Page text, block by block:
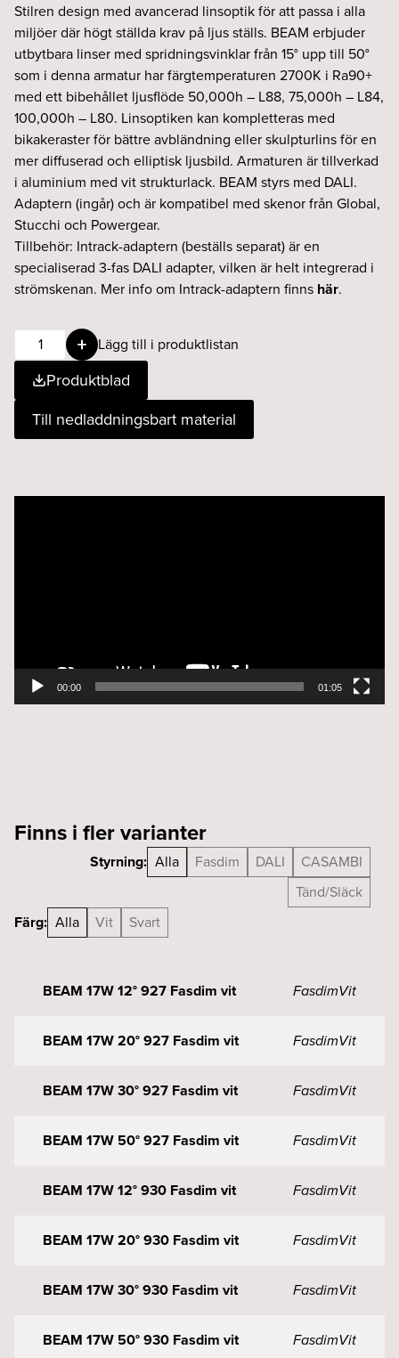
Stilren design med avancerad linsoptik för att passa i alla
miljöer där högt ställda krav på ljus ställs. BEAM erbjuder
utbytbara linser med spridningsvinklar från 15° upp till 50°
som i denna armatur har färgtemperaturen 2700K i Ra90+
med ett bibehållet ljusflöde 50,000h – L88, 75,000h – L84,
100,000h – L80. Linsoptiken kan kompletteras med
bikakeraster för bättre avbländning eller skulpturlins för en
mer diffuserad och elliptisk ljusbild. Armaturen är tillverkad
i aluminium med vit strukturlack. BEAM styrs med DALI.
Adaptern (ingår) och är kompatibel med skenor från Global,
Stucchi och Powergear.
Tillbehör: Intrack-adaptern (beställs separat) är en
specialiserad 3-fas DALI adapter, vilken är helt integrerad i
strömskenan. Mer info om Intrack-adaptern finns här.
BEAM
17W
50°
927
DALI
vit
Lägg till i produktlistan
Produktblad
Till nedladdningsbart material
00:00 01:05
Finns i fler varianter
Styrning: Alla Fasdim DALI
CASAMBI
Tänd/Släck
Färg: Alla Vit Svart
BEAM 17W 12° 927 Fasdim vit FasdimVit
BEAM 17W 20° 927 Fasdim vit FasdimVit
BEAM 17W 30° 927 Fasdim vit FasdimVit
BEAM 17W 50° 927 Fasdim vit FasdimVit
BEAM 17W 12° 930 Fasdim vit FasdimVit
BEAM 17W 20° 930 Fasdim vit FasdimVit
BEAM 17W 30° 930 Fasdim vit FasdimVit
BEAM 17W 50° 930 Fasdim vit FasdimVit